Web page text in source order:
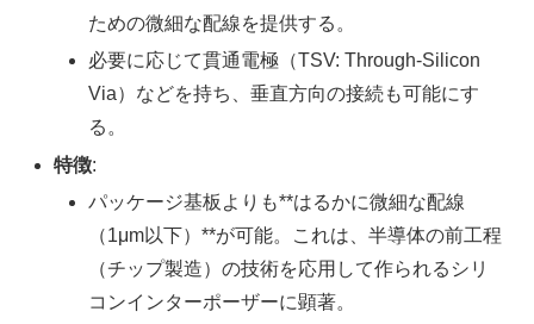
ための微細な配線を提供する。
必要に応じて貫通電極（TSV: Through-Silicon
Via）などを持ち、垂直方向の接続も可能にす
る。
特徴:
パッケージ基板よりも**はるかに微細な配線
（1μm以下）**が可能。これは、半導体の前工程
（チップ製造）の技術を応用して作られるシリ
コンインターポーザーに顕著。